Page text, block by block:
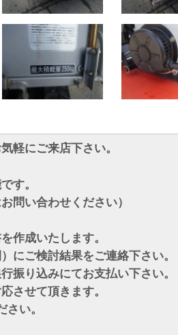
軽にご来店下さい。
す。
問い合わせください）
作成いたします。
にご検討結果をご連絡下さい。
振り込みにてお支払い下さい。
させて頂きます。
い。